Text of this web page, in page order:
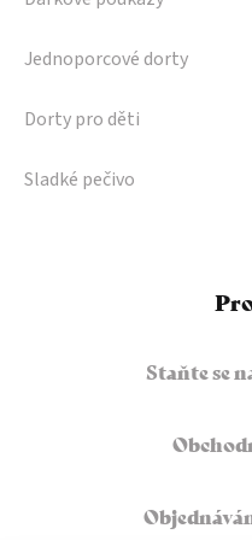
Jednoporcové dorty
Dorty pro děti
Sladké pečivo
Staňte se